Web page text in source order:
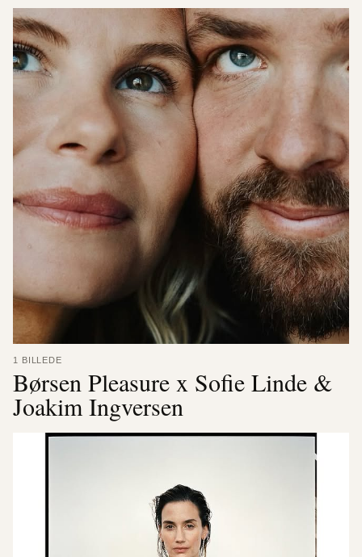
1 BILLEDE
Børsen Pleasure x Sofie Linde &
Joakim Ingversen